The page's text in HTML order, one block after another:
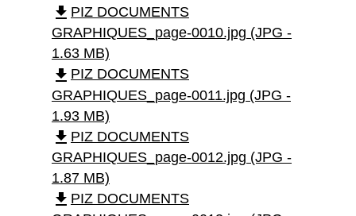
file_download PIZ DOCUMENTS
GRAPHIQUES_page-0010.jpg (JPG -
1.63 MB)
file_download PIZ DOCUMENTS
GRAPHIQUES_page-0011.jpg (JPG -
1.93 MB)
file_download PIZ DOCUMENTS
GRAPHIQUES_page-0012.jpg (JPG -
1.87 MB)
file_download PIZ DOCUMENTS